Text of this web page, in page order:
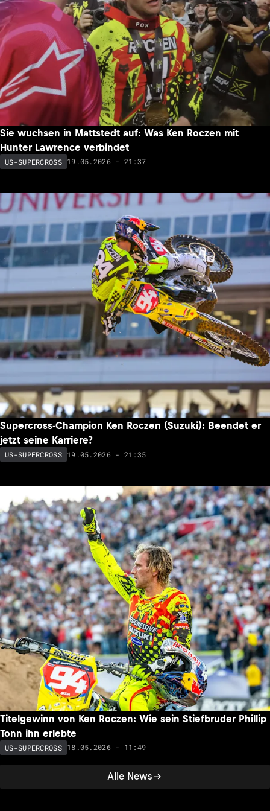
Alle News
Sie wuchsen in Mattstedt auf: Was Ken Roczen mit
Hunter Lawrence verbindet
US-SUPERCROSS 19.05.2026 - 21:37
Supercross-Champion Ken Roczen (Suzuki): Beendet er
jetzt seine Karriere?
US-SUPERCROSS 19.05.2026 - 21:35
Titelgewinn von Ken Roczen: Wie sein Stiefbruder Phillip
Tonn ihn erlebte
US-SUPERCROSS 18.05.2026 - 11:49